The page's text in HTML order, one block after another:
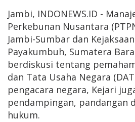
Jambi, INDONEWS.ID -
Perkebunan Nusantara
Jambi-Sumbar dan
Payakumbuh, Sumatera
berdiskusi tentang
dan Tata Usaha Negara
pengacara negara, Kejari
pendampingan, pandangan
hukum.